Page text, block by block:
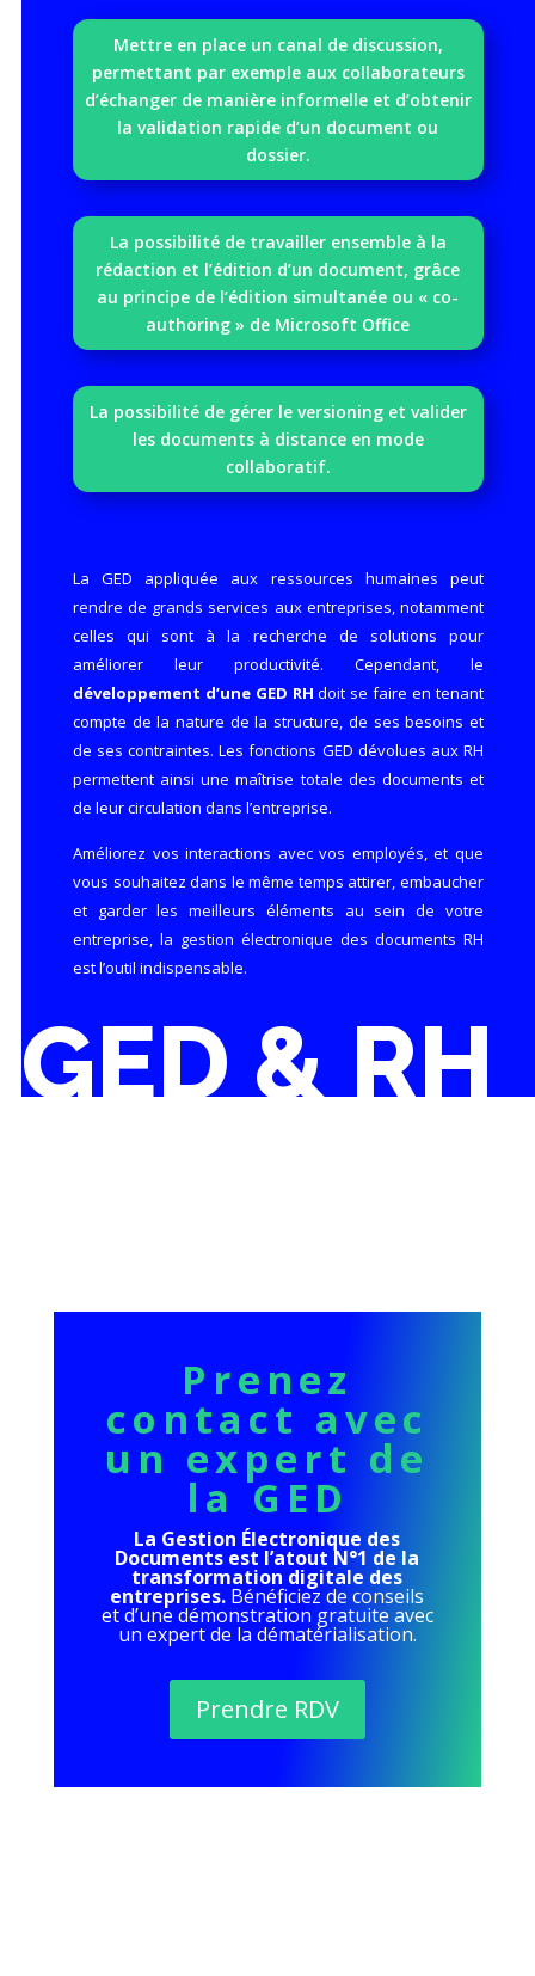
Mettre en place un canal de discussion,
permettant par exemple aux collaborateurs
d’échanger de manière informelle et d’obtenir
la validation rapide d’un document ou
dossier.
La possibilité de travailler ensemble à la
rédaction et l’édition d’un document, grâce
au principe de l’édition simultanée ou « co-
authoring » de Microsoft Office
La possibilité de gérer le versioning et valider
les documents à distance en mode
collaboratif.
La GED appliquée aux ressources humaines peut
rendre de grands services aux entreprises, notamment
celles qui sont à la recherche de solutions pour
améliorer leur productivité. Cependant, le
développement d’une GED RH doit se faire en tenant
compte de la nature de la structure, de ses besoins et
de ses contraintes. Les fonctions GED dévolues aux RH
permettent ainsi une maîtrise totale des documents et
de leur circulation dans l’entreprise.
Améliorez vos interactions avec vos employés, et que
vous souhaitez dans le même temps attirer, embaucher
et garder les meilleurs éléments au sein de votre
entreprise, la gestion électronique des documents RH
est l’outil indispensable.
GED & RH
Prenez
contact avec
un expert de
la GED
La Gestion Électronique des
Documents est l’atout N°1 de la
transformation digitale des
entreprises. Bénéficiez de conseils
et d’une démonstration gratuite avec
un expert de la dématérialisation.
Prendre RDV